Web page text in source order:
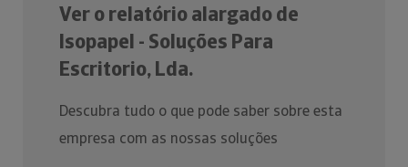
Ver o relatório alargado de
Isopapel - Soluções Para
Escritorio, Lda.
Descubra tudo o que pode saber sobre esta
empresa com as nossas soluções